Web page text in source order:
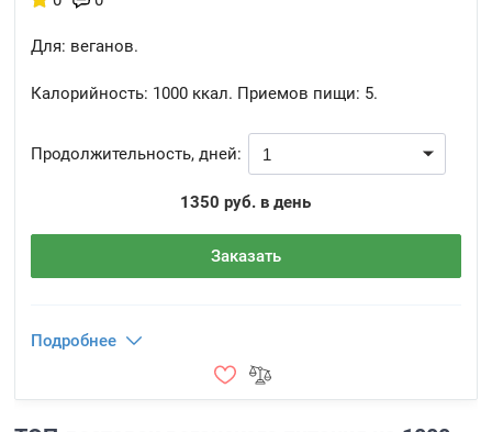
Для: веганов.
Калорийность: 1000 ккал. Приемов пищи: 5.
Продолжительность, дней:
1350 руб. в день
Заказать
Подробнее